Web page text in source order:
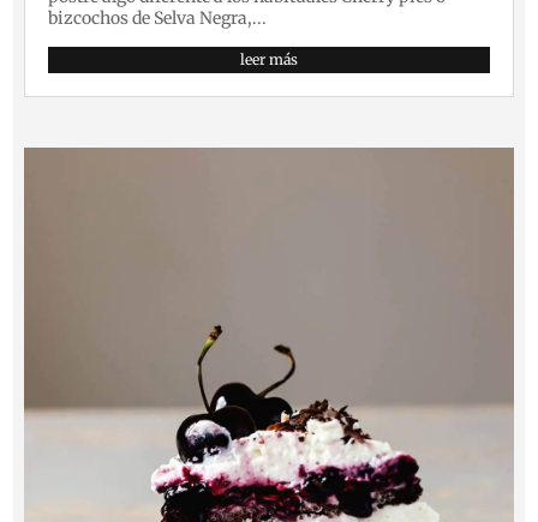
bizcochos de Selva Negra,...
leer más